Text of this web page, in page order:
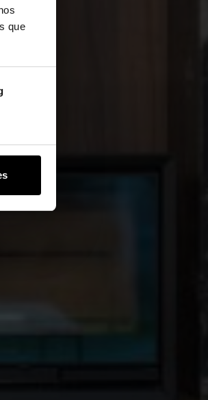
que